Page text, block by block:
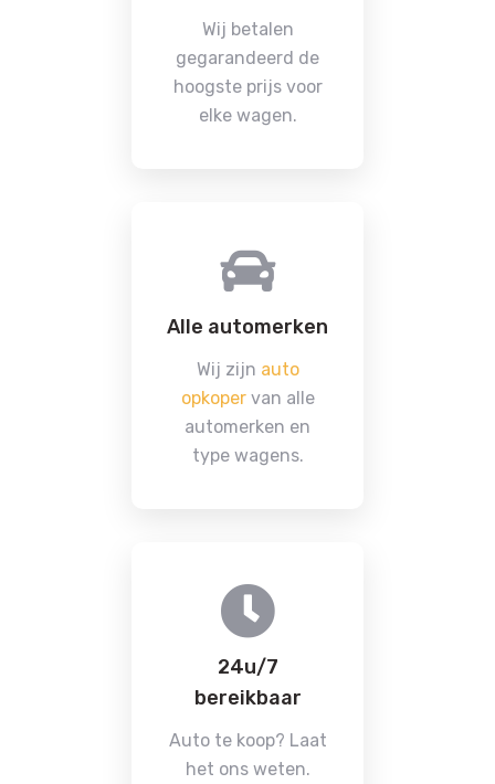
Wij betalen
gegarandeerd de
hoogste prijs voor
elke wagen.
Alle automerken
Wij zijn auto
opkopervan alle
automerken en
type wagens.
24u/7
bereikbaar
Auto te koop? Laat
het ons weten.